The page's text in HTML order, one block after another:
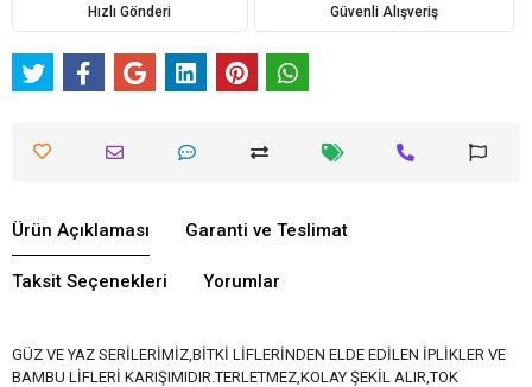
Hızlı Gönderi Güvenli Alışveriş
Ürün Açıklaması Garanti ve Teslimat
Taksit Seçenekleri Yorumlar
GÜZ VE YAZ SERİLERİMİZ,BİTKİ LİFLERİNDEN ELDE EDİLEN İPLİKLER VE
BAMBU LİFLERİ KARIŞIMIDIR.TERLETMEZ,KOLAY ŞEKİL ALIR,TOK